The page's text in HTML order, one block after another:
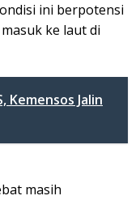
ini berpotensi
ke laut di
Kemensos Jalin
masih